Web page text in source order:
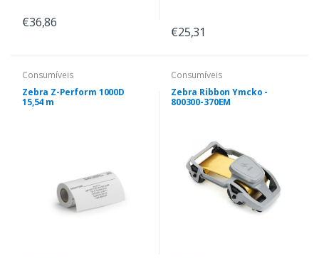
€36,86
€25,31
Consumíveis
Zebra Z-Perform 1000D
15,54 m
Consumíveis
Zebra Ribbon Ymcko -
800300-370EM